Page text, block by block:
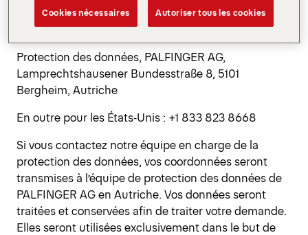
dataprotection@palfinger.com, Formulaire pour les
demandes des personnes concernées
Protection des données, PALFINGER AG,
Lamprechtshausener Bundesstraße 8, 5101
Bergheim, Autriche
En outre pour les États‑Unis : +1 833 823 8668
Si vous contactez notre équipe en charge de la
protection des données, vos coordonnées seront
transmises à l’équipe de protection des données de
PALFINGER AG en Autriche. Vos données seront
traitées et conservées afin de traiter votre demande.
Elles seront utilisées exclusivement dans le but de
Cookies nécessaires Autoriser tous les cookies